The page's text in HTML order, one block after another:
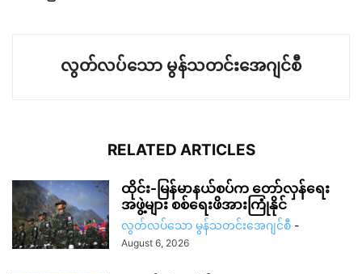
လွတ်လပ်သော မွန်သတင်းအေဂျင်စီ
RELATED ARTICLES
ထိုင်း-မြန်မာနယ်စပ်က တော်လှန်ရေး
အဖွဲ့များ စစ်ရေးဖိအားကြုံနိုင်
လွတ်လပ်သော မွန်သတင်းအေဂျင်စီ -
August 6, 2026